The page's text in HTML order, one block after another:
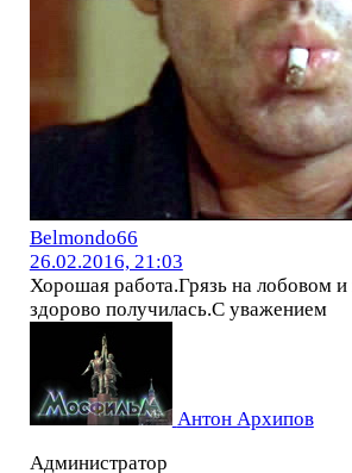
Belmondo66
26.02.2016, 21:03
Хорошая работа.Грязь на лобовом
здорово получилась.С уважением
Антон Архипов
Администратор